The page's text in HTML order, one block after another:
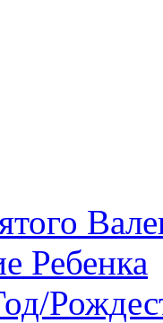
Ребенка